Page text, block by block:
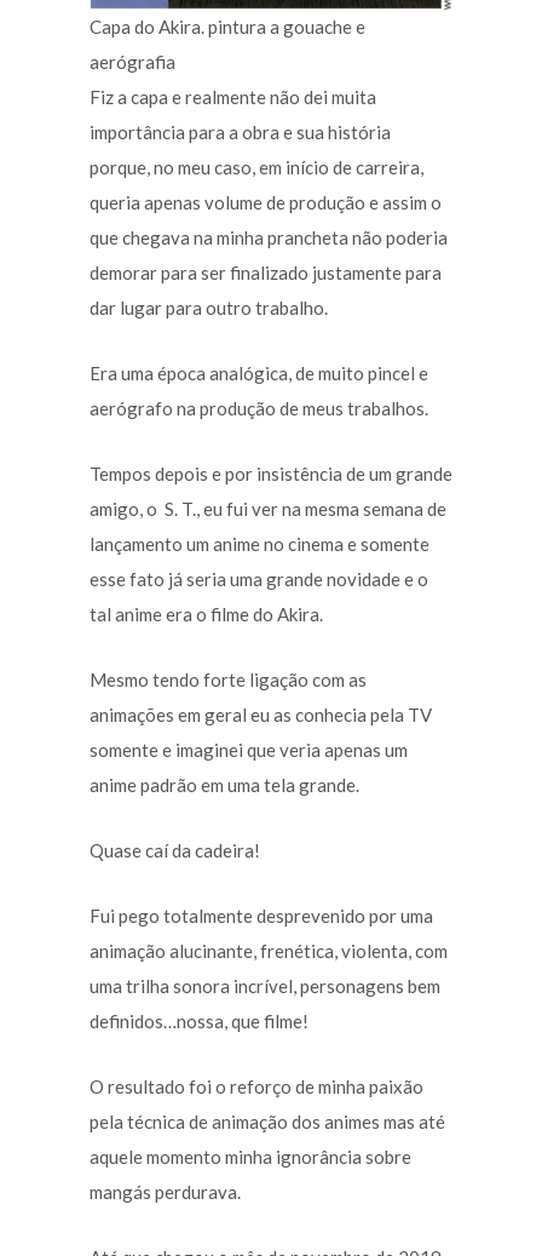
Capa do Akira. pintura a gouache e
aerógrafia
Fiz a capa e realmente não dei muita
importância para a obra e sua história
porque, no meu caso, em início de carreira,
queria apenas volume de produção e assim o
que chegava na minha prancheta não poderia
demorar para ser finalizado justamente para
dar lugar para outro trabalho.
Era uma época analógica, de muito pincel e
aerógrafo na produção de meus trabalhos.
Tempos depois e por insistência de um grande
amigo, o S. T., eu fui ver na mesma semana de
lançamento um anime no cinema e somente
esse fato já seria uma grande novidade e o
tal anime era o filme do Akira.
Mesmo tendo forte ligação com as
animações em geral eu as conhecia pela TV
somente e imaginei que veria apenas um
anime padrão em uma tela grande.
Quase caí da cadeira!
Fui pego totalmente desprevenido por uma
animação alucinante, frenética, violenta, com
uma trilha sonora incrível, personagens bem
definidos…nossa, que filme!
O resultado foi o reforço de minha paixão
pela técnica de animação dos animes mas até
aquele momento minha ignorância sobre
mangás perdurava.